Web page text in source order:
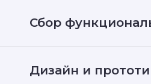
Сбор
Дизайн и